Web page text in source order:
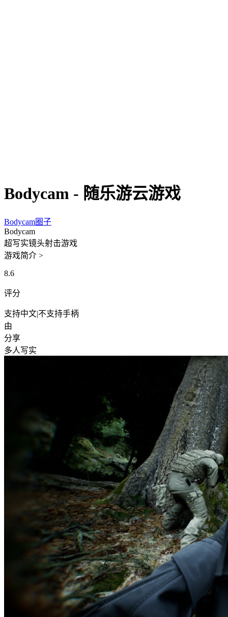
Bodycam - 随乐游云游戏
Bodycam圈子
Bodycam
超写实镜头射击游戏
游戏简介 >
8.6
评分
支持中文|不支持手柄
由
分享
多人写实